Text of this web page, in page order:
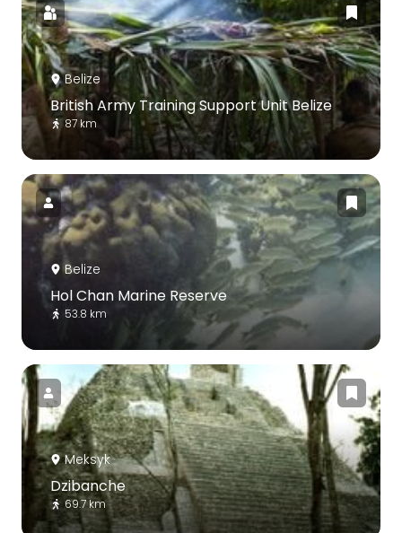
Belize
British Army Training Support Unit Belize
87 km
Belize
Hol Chan Marine Reserve
53.8 km
Meksyk
Dzibanche
69.7 km